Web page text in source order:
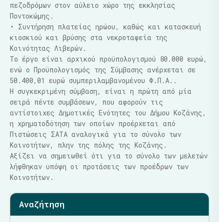
πεζοδρόμων στον αύλειο χώρο της εκκλησίας
Ποντοκώμης.
• Συντήρηση πλατείας ηρώου, καθώς και κατασκευή
κιοσκιού και βρύσης στα νεκροταφεία της
Κοινότητας Λιβερών.
Το έργο είναι αρχικού προϋπολογισμού 80.000 ευρώ,
ενώ o Προϋπολογισμός της Σύμβασης ανέρχεται σε
50.400,01 ευρώ συμπεριλαμβανομένου Φ.Π.Α..
Η συγκεκριμένη σύμβαση, είναι η πρώτη από μία
σειρά πέντε συμβάσεων, που αφορούν τις
αντίστοιχες Δημοτικές Ενότητες του Δήμου Κοζάνης,
η χρηματοδότηση των οποίων προέρχεται από
Πιστώσεις ΣΑΤΑ αναλογικά για το σύνολο των
Κοινοτήτων, πλην της πόλης της Κοζάνης.
Αξίζει να σημειωθεί ότι για το σύνολο των μελετών
λήφθηκαν υπόψη οι προτάσεις των προέδρων των
Κοινοτήτων.